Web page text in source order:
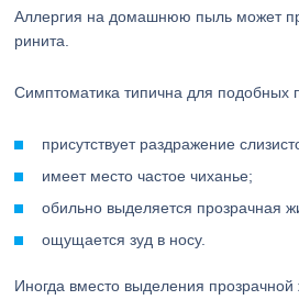
Аллергия на домашнюю пыль может
ринита.
Симптоматика типична для подобных
присутствует раздражение
имеет место частое чиханье;
обильно выделяется прозрачная
ощущается зуд в носу.
Иногда вместо выделения прозрачной